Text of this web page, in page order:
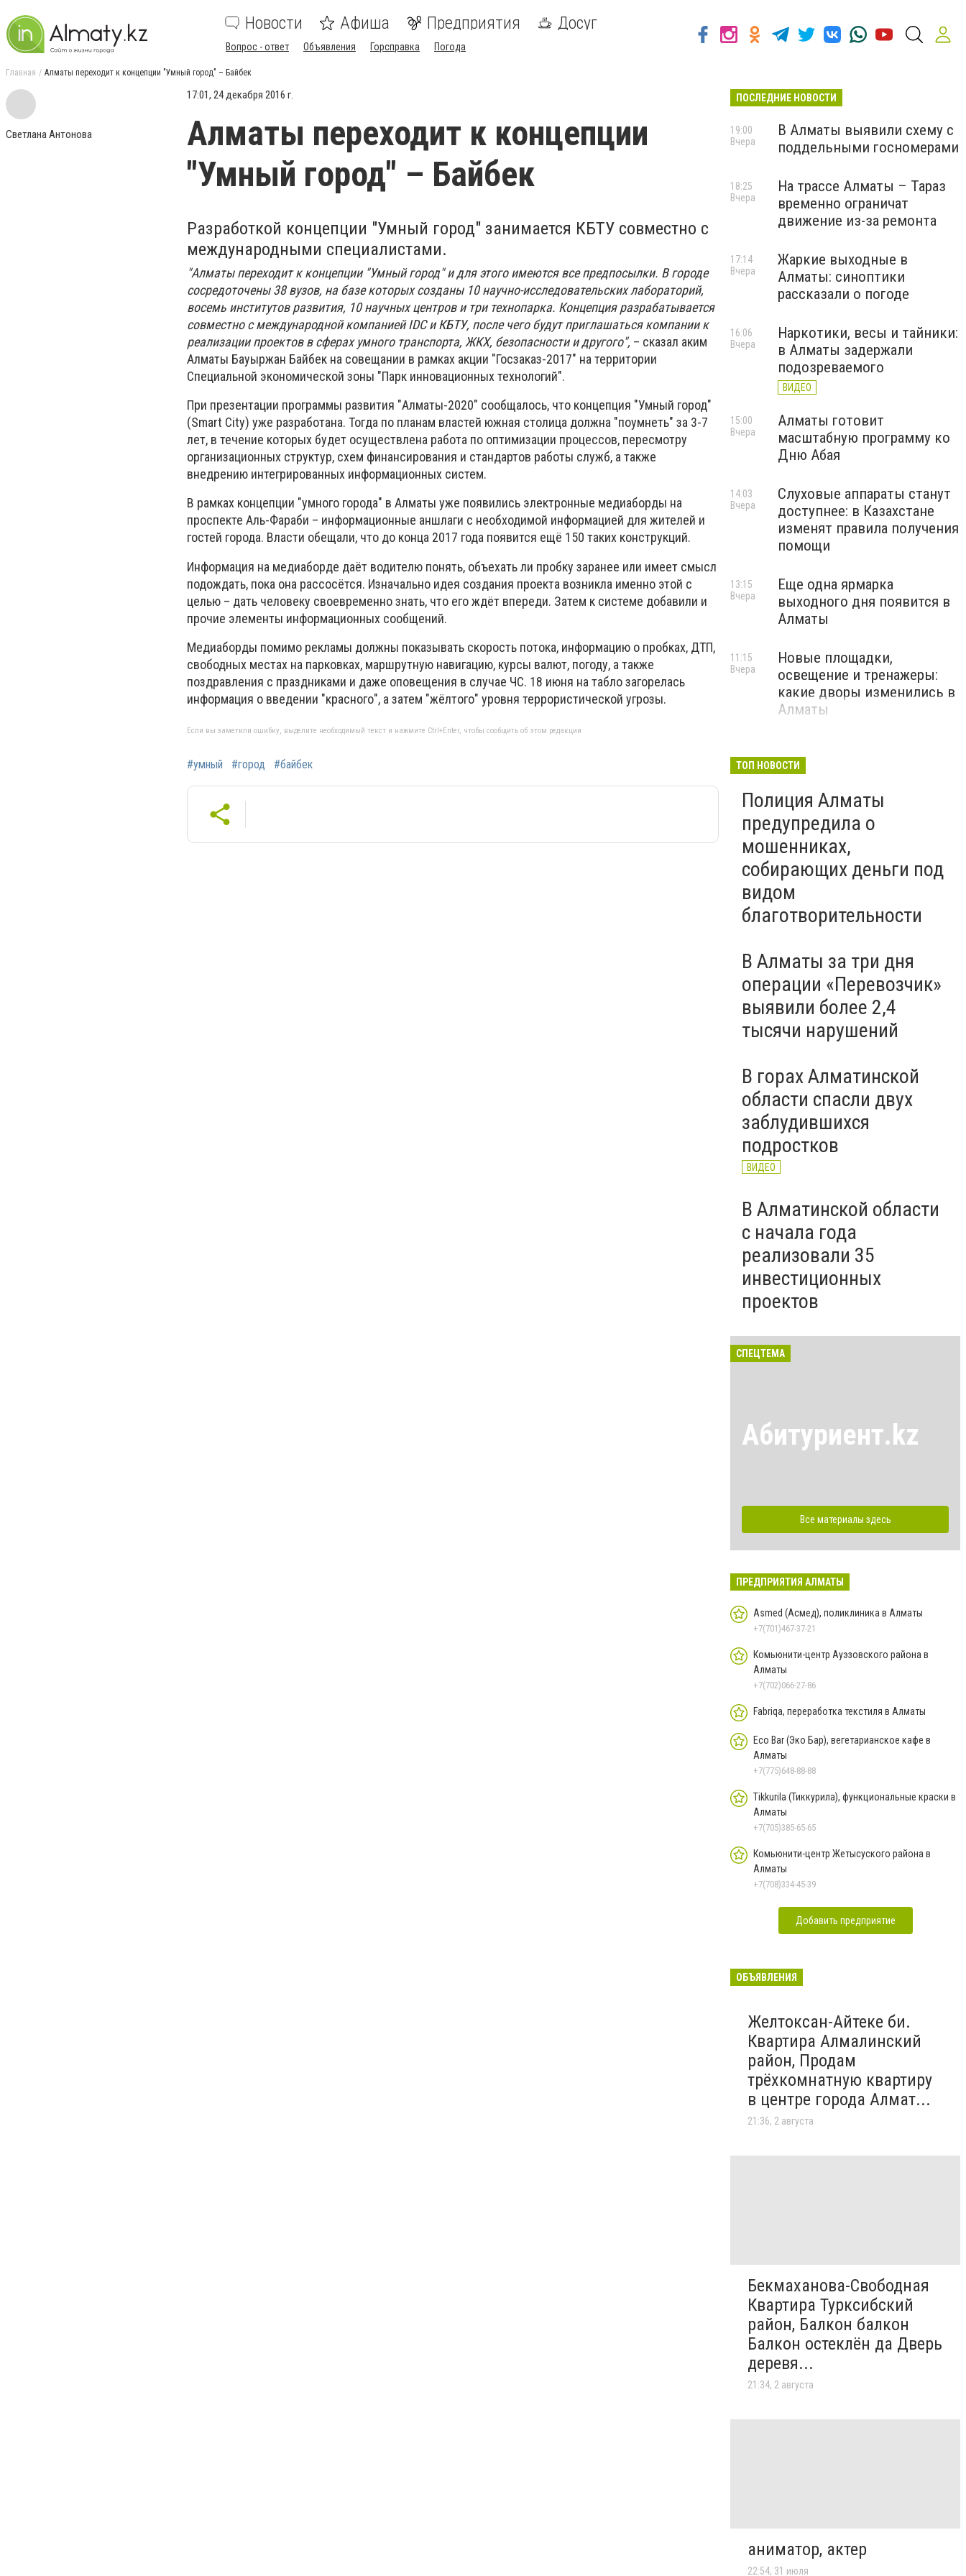
Новости Афиша Предприятия Досуг
Вопрос - ответ Объявления Горсправка Погода
Главная Алматы переходит к концепции "Умный город" – Байбек
Светлана Антонова
17:01, 24 декабря 2016 г.
Алматы переходит к концепции
"Умный город" – Байбек
Разработкой концепции "Умный город" занимается КБТУ совместно с
международными специалистами.
"Алматы переходит к концепции "Умный город" и для этого имеются все предпосылки. В городе
сосредоточены 38 вузов, на базе которых созданы 10 научно-исследовательских лабораторий,
восемь институтов развития, 10 научных центров и три технопарка. Концепция разрабатывается
совместно с международной компанией IDC и КБТУ, после чего будут приглашаться компании к
реализации проектов в сферах умного транспорта, ЖКХ, безопасности и другого", – сказал аким
Алматы Бауыржан Байбек на совещании в рамках акции "Госзаказ-2017" на территории
Специальной экономической зоны "Парк инновационных технологий".
При презентации программы развития "Алматы-2020" сообщалось, что концепция "Умный город"
(Smart City) уже разработана. Тогда по планам властей южная столица должна "поумнеть" за 3-7
лет, в течение которых будет осуществлена работа по оптимизации процессов, пересмотру
организационных структур, схем финансирования и стандартов работы служб, а также
внедрению интегрированных информационных систем.
В рамках концепции "умного города" в Алматы уже появились электронные медиаборды на
проспекте Аль-Фараби – информационные аншлаги с необходимой информацией для жителей и
гостей города. Власти обещали, что до конца 2017 года появится ещё 150 таких конструкций.
Информация на медиаборде даёт водителю понять, объехать ли пробку заранее или имеет смысл
подождать, пока она рассосётся. Изначально идея создания проекта возникла именно этой с
целью – дать человеку своевременно знать, что его ждёт впереди. Затем к системе добавили и
прочие элементы информационных сообщений.
Медиаборды помимо рекламы должны показывать скорость потока, информацию о пробках, ДТП,
свободных местах на парковках, маршрутную навигацию, курсы валют, погоду, а также
поздравления с праздниками и даже оповещения в случае ЧС. 18 июня на табло загорелась
информация о введении "красного", а затем "жёлтого" уровня террористической угрозы.
Если вы заметили ошибку, выделите необходимый текст и нажмите Ctrl+Enter, чтобы сообщить об этом редакции
#умный #город #байбек
ПОСЛЕДНИЕ НОВОСТИ
В Алматы выявили схему с
поддельными госномерами
19:00
Вчера
На трассе Алматы – Тараз
временно ограничат
движение из-за ремонта
18:25
Вчера
Жаркие выходные в
Алматы: синоптики
рассказали о погоде
17:14
Вчера
Наркотики, весы и тайники:
в Алматы задержали
подозреваемого
ВИДЕО
16:06
Вчера
Алматы готовит
масштабную программу ко
Дню Абая
15:00
Вчера
Слуховые аппараты станут
доступнее: в Казахстане
изменят правила получения
помощи
14:03
Вчера
Еще одна ярмарка
выходного дня появится в
Алматы
13:15
Вчера
Новые площадки,
освещение и тренажеры:
какие дворы изменились в
Алматы
11:15
Вчера
ТОП НОВОСТИ
Полиция Алматы
предупредила о
мошенниках,
собирающих деньги под
видом
благотворительности
В Алматы за три дня
операции «Перевозчик»
выявили более 2,4
тысячи нарушений
В горах Алматинской
области спасли двух
заблудившихся
подростков
ВИДЕО
В Алматинской области
с начала года
реализовали 35
инвестиционных
проектов
СПЕЦТЕМА
Абитуриент.kz
Все материалы здесь
ПРЕДПРИЯТИЯ АЛМАТЫ
Asmed (Асмед), поликлиника в Алматы
+7(701)467-37-21
Комьюнити-центр Ауэзовского района в
Алматы
+7(702)066-27-86
Fabriqa, переработка текстиля в Алматы
Eco Bar (Эко Бар), вегетарианское кафе в
Алматы
+7(775)648-88-88
Tikkurila (Тиккурила), функциональные краски в
Алматы
+7(705)385-65-65
Комьюнити-центр Жетысуского района в
Алматы
+7(708)334-45-39
Добавить предприятие
ОБЪЯВЛЕНИЯ
Желтоксан-Айтеке би.
Квартира Алмалинский
район, Продам
трёхкомнатную квартиру
в центре города Алмат...
21:36, 2 августа
Бекмаханова-Свободная
Квартира Турксибский
район, Балкон балкон
Балкон остеклён да Дверь
деревя...
21:34, 2 августа
аниматор, актер
22:54, 31 июля